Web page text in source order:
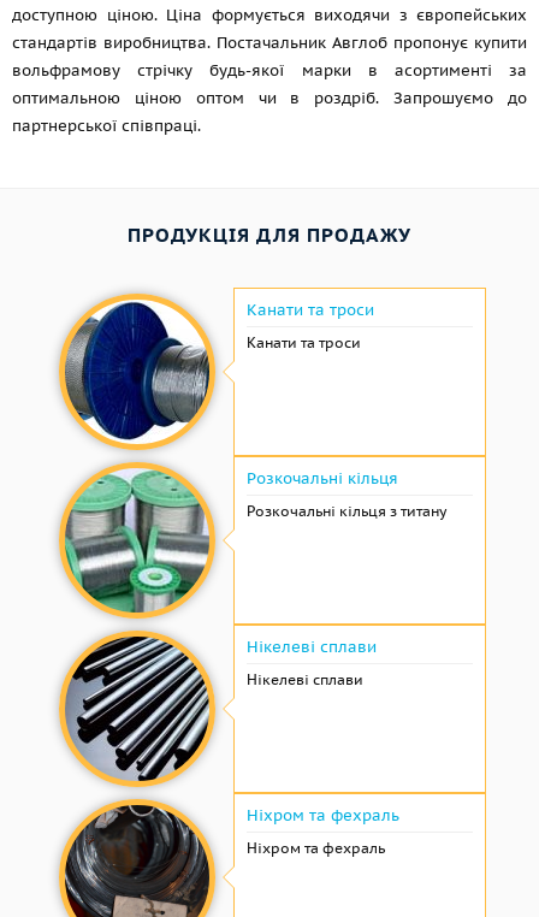
доступною ціною. Ціна формується виходячи з європейських
стандартів виробництва. Постачальник Авглоб пропонує купити
вольфрамову стрічку будь-якої марки в асортименті за
оптимальною ціною оптом чи в роздріб. Запрошуємо до
партнерської співпраці.
ПРОДУКЦІЯ ДЛЯ ПРОДАЖУ
Канати та троси
Канати та троси
Розкочальні кільця
Розкочальні кільця з титану
Нікелеві сплави
Нікелеві сплави
Ніхром та фехраль
Ніхром та фехраль